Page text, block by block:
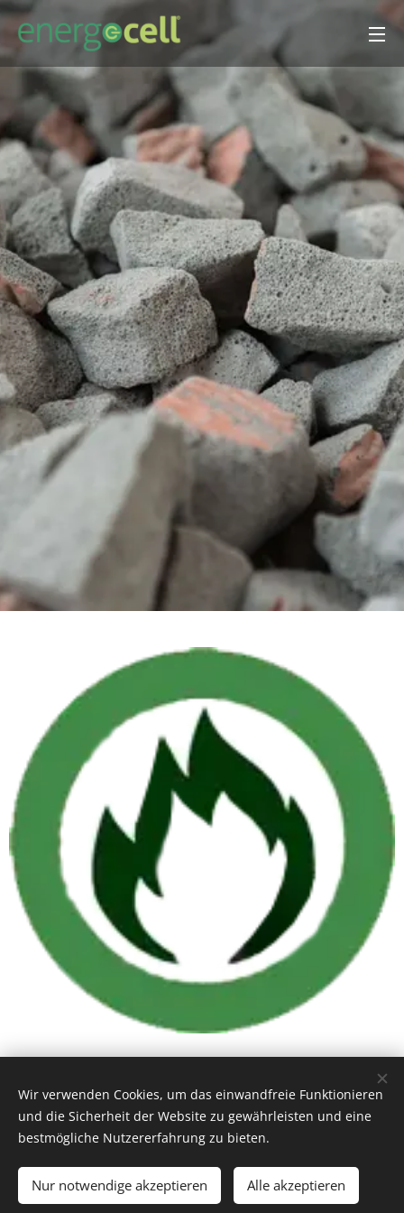
Brandbeständig
Lösemittel, Säuren und Alterung. Brandklassifizierung:
A1.
Wir verwenden Cookies, um das einwandfreie Funktionieren
und die Sicherheit der Website zu gewährleisten und eine
bestmögliche Nutzererfahrung zu bieten.
Nur notwendige akzeptieren Alle akzeptieren